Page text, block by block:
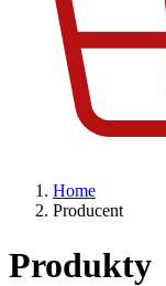
Home
Producent
Produkty